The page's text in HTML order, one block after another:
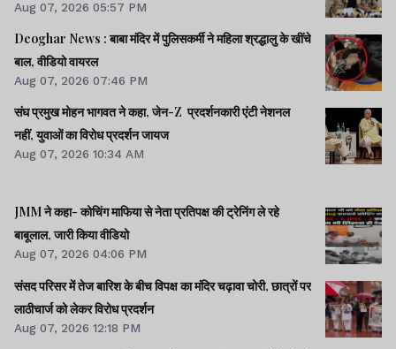
Aug 07, 2026 05:57 PM
Deoghar News : बाबा मंदिर में पुलिसकर्मी ने महिला श्रद्धालु के खींचे
बाल, वीडियो वायरल
Aug 07, 2026 07:46 PM
संघ प्रमुख मोहन भागवत ने कहा, जेन-Z प्रदर्शनकारी एंटी नेशनल
नहीं, युवाओं का विरोध प्रदर्शन जायज
Aug 07, 2026 10:34 AM
JMM ने कहा- कोचिंग माफिया से नेता प्रतिपक्ष की ट्रेनिंग ले रहे
बाबूलाल, जारी किया वीडियो
Aug 07, 2026 04:06 PM
संसद परिसर में तेज बारिश के बीच विपक्ष का मंदिर चढ़ावा चोरी, छात्रों पर
लाठीचार्ज को लेकर विरोध प्रदर्शन
Aug 07, 2026 12:18 PM